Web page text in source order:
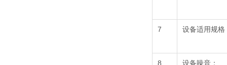
7 设备适用规格
8 设备噪音：